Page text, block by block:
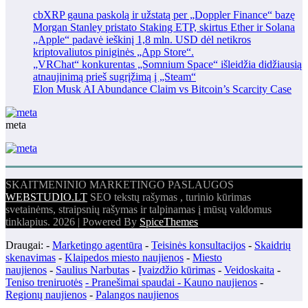
cbXRP gauna paskolą ir užstatą per „Doppler Finance“ bazę
Morgan Stanley pristato Staking ETP, skirtus Ether ir Solana
„Apple“ padavė ieškinį 1,8 mln. USD dėl netikros
kriptovaliutos piniginės „App Store“.
„VRChat“ konkurentas „Somnium Space“ išleidžia didžiausią
atnaujinimą prieš sugrįžimą į „Steam“
Elon Musk AI Abundance Claim vs Bitcoin’s Scarcity Case
meta
SKAITMENINIO MARKETINGO PASLAUGOS
WEBSTUDIO.LT SEO tekstų rašymas , turinio kūrimas
svetainėms, straipsnių rašymas ir talpinamas į mūsų valdomus
tinklapius. 2026 | Powered By SpiceThemes
Draugai: - Marketingo agentūra - Teisinės konsultacijos - Skaidrių
skenavimas - Klaipedos miesto naujienos - Miesto
naujienos - Saulius Narbutas - Įvaizdžio kūrimas - Veidoskaita -
Teniso treniruotės - Pranešimai spaudai - Kauno naujienos -
Regionų naujienos - Palangos naujienos